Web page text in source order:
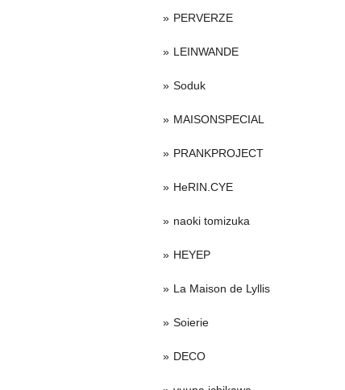
PERVERZE
LEINWANDE
Soduk
MAISONSPECIAL
PRANKPROJECT
HeRIN.CYE
naoki tomizuka
HEYEP
La Maison de Lyllis
Soierie
DECO